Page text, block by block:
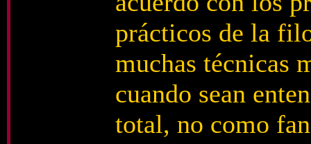
prácticos de la
muchas técnicas
cuando sean
total, no como